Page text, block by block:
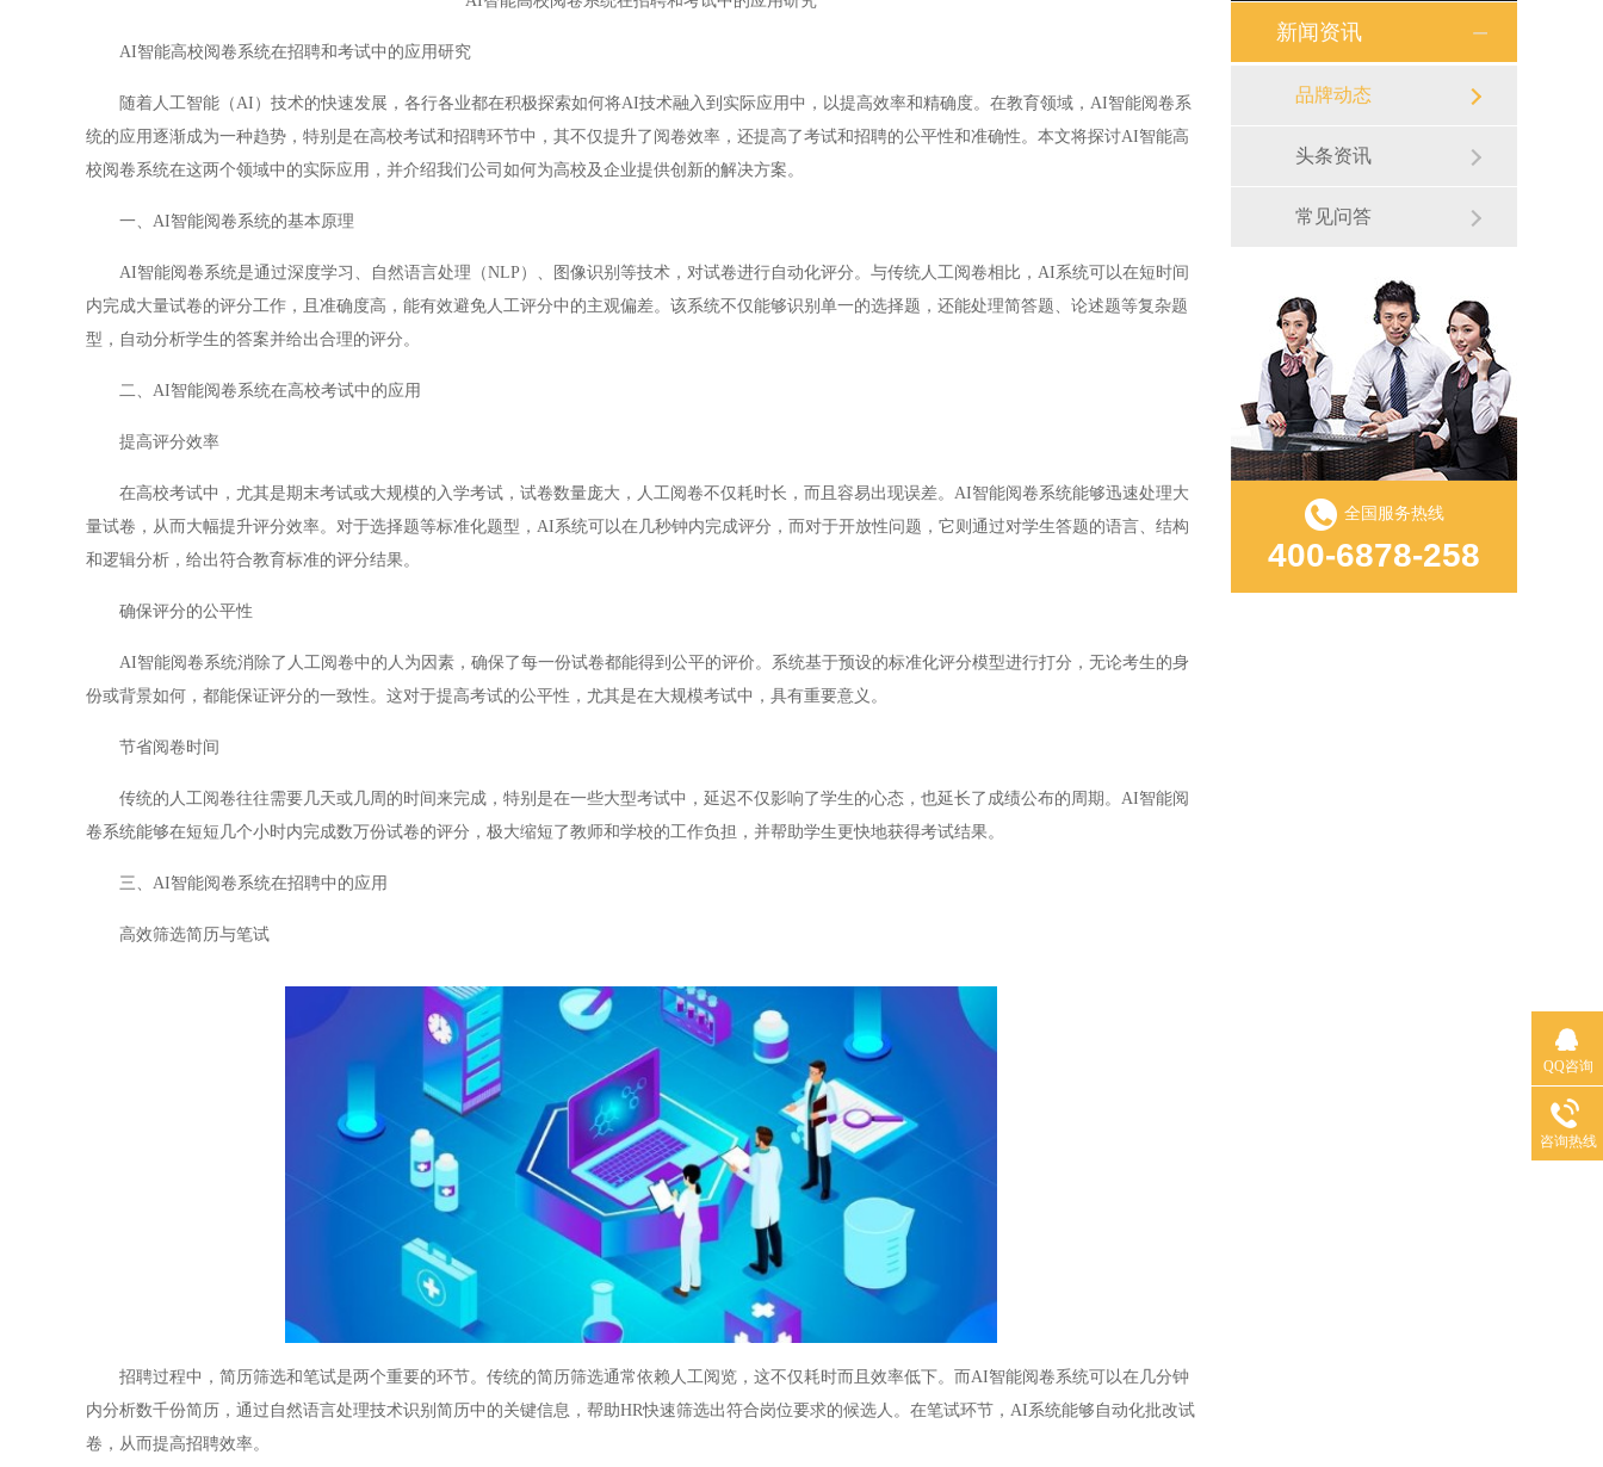
AI智能高校阅卷系统在招聘和考试中的应用研究
随着人工智能（AI）技术的快速发展，各行各业都在积极探索如何将AI技术融入到实际应用中，以提高效率和精确度。在教育领域，AI智能阅卷系
统的应用逐渐成为一种趋势，特别是在高校考试和招聘环节中，其不仅提升了阅卷效率，还提高了考试和招聘的公平性和准确性。本文将探讨AI智能高
校阅卷系统在这两个领域中的实际应用，并介绍我们公司如何为高校及企业提供创新的解决方案。
一、AI智能阅卷系统的基本原理
AI智能阅卷系统是通过深度学习、自然语言处理（NLP）、图像识别等技术，对试卷进行自动化评分。与传统人工阅卷相比，AI系统可以在短时间
内完成大量试卷的评分工作，且准确度高，能有效避免人工评分中的主观偏差。该系统不仅能够识别单一的选择题，还能处理简答题、论述题等复杂题
型，自动分析学生的答案并给出合理的评分。
二、AI智能阅卷系统在高校考试中的应用
提高评分效率
在高校考试中，尤其是期末考试或大规模的入学考试，试卷数量庞大，人工阅卷不仅耗时长，而且容易出现误差。AI智能阅卷系统能够迅速处理大
量试卷，从而大幅提升评分效率。对于选择题等标准化题型，AI系统可以在几秒钟内完成评分，而对于开放性问题，它则通过对学生答题的语言、结构
和逻辑分析，给出符合教育标准的评分结果。
确保评分的公平性
AI智能阅卷系统消除了人工阅卷中的人为因素，确保了每一份试卷都能得到公平的评价。系统基于预设的标准化评分模型进行打分，无论考生的身
份或背景如何，都能保证评分的一致性。这对于提高考试的公平性，尤其是在大规模考试中，具有重要意义。
节省阅卷时间
传统的人工阅卷往往需要几天或几周的时间来完成，特别是在一些大型考试中，延迟不仅影响了学生的心态，也延长了成绩公布的周期。AI智能阅
卷系统能够在短短几个小时内完成数万份试卷的评分，极大缩短了教师和学校的工作负担，并帮助学生更快地获得考试结果。
三、AI智能阅卷系统在招聘中的应用
高效筛选简历与笔试
招聘过程中，简历筛选和笔试是两个重要的环节。传统的简历筛选通常依赖人工阅览，这不仅耗时而且效率低下。而AI智能阅卷系统可以在几分钟
内分析数千份简历，通过自然语言处理技术识别简历中的关键信息，帮助HR快速筛选出符合岗位要求的候选人。在笔试环节，AI系统能够自动化批改试
卷，从而提高招聘效率。
新闻资讯
品牌动态
头条资讯
常见问答
全国服务热线
400-6878-258
QQ咨询
咨询热线